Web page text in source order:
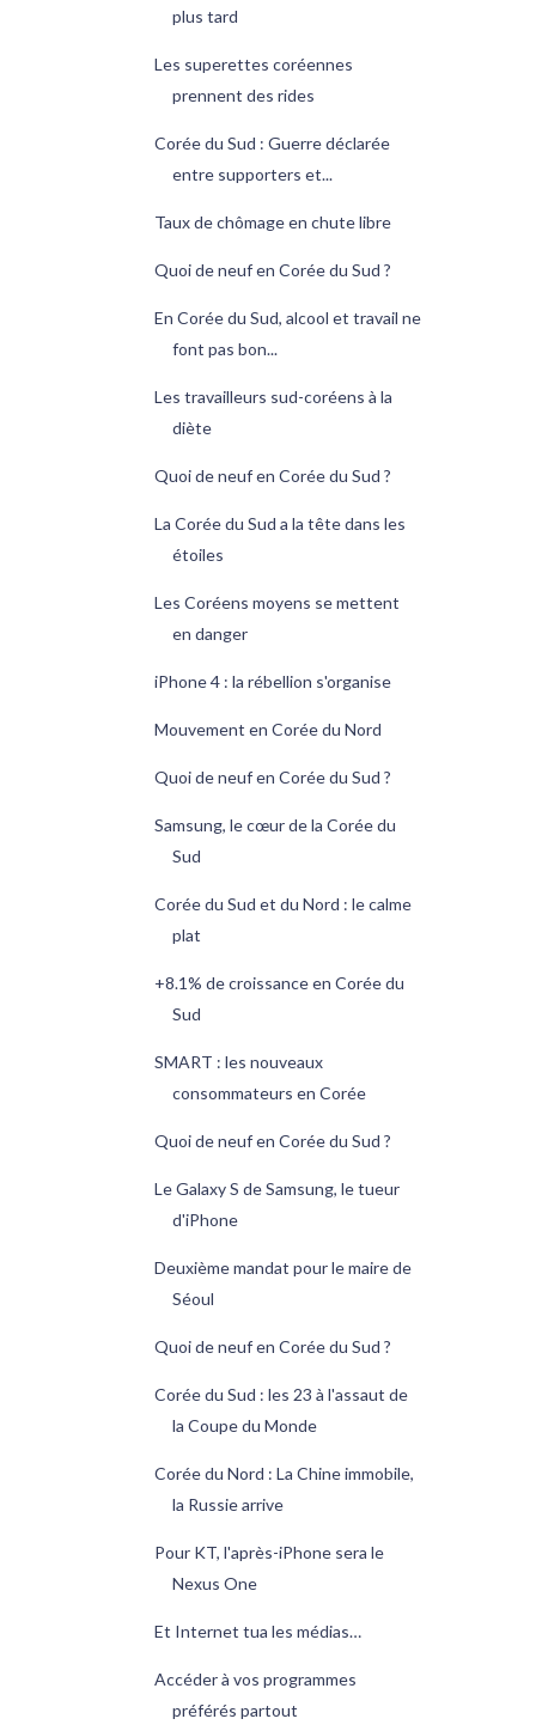
plus tard
Les superettes coréennes
prennent des rides
Corée du Sud : Guerre déclarée
entre supporters et...
Taux de chômage en chute libre
Quoi de neuf en Corée du Sud ?
En Corée du Sud, alcool et travail ne
font pas bon...
Les travailleurs sud-coréens à la
diète
Quoi de neuf en Corée du Sud ?
La Corée du Sud a la tête dans les
étoiles
Les Coréens moyens se mettent
en danger
iPhone 4 : la rébellion s'organise
Mouvement en Corée du Nord
Quoi de neuf en Corée du Sud ?
Samsung, le cœur de la Corée du
Sud
Corée du Sud et du Nord : le calme
plat
+8.1% de croissance en Corée du
Sud
SMART : les nouveaux
consommateurs en Corée
Quoi de neuf en Corée du Sud ?
Le Galaxy S de Samsung, le tueur
d'iPhone
Deuxième mandat pour le maire de
Séoul
Quoi de neuf en Corée du Sud ?
Corée du Sud : les 23 à l'assaut de
la Coupe du Monde
Corée du Nord : La Chine immobile,
la Russie arrive
Pour KT, l'après-iPhone sera le
Nexus One
Et Internet tua les médias…
Accéder à vos programmes
préférés partout